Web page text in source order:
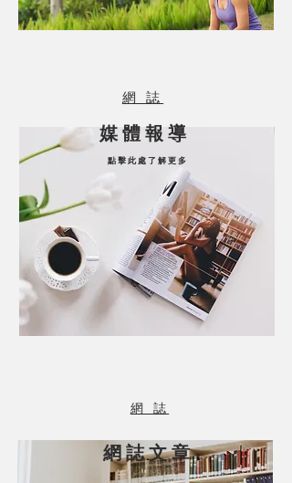
網 誌
網 誌 文 章
網 誌
​媒 體 報 導
點 擊 此 處 了 解 更 多